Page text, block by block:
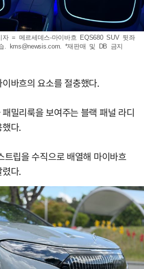
자 = 메르세데스-마이바흐 EQS680 SUV 뒷좌
. kms@newsis.com . *재판매 및 DB 금지
바흐의 요소를 절충했다.
밀리룩을 보여주는 블랙 패널 라디
다.
트립을 수직으로 배열해 마이바흐
다.